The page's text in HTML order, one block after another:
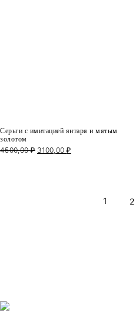
Серьги с имитацией янтаря и мятым
золотом
4500,00₽ Первоначальная
3100,00₽
1 2